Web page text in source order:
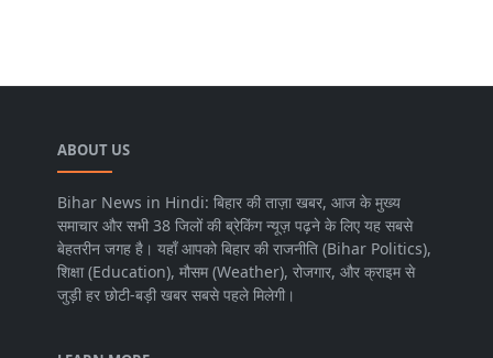
ABOUT US
Bihar News in Hindi: बिहार की ताज़ा खबर, आज के मुख्य
समाचार और सभी 38 जिलों की ब्रेकिंग न्यूज़ पढ़ने के लिए यह सबसे
बेहतरीन जगह है। यहाँ आपको बिहार की राजनीति (Bihar Politics),
शिक्षा (Education), मौसम (Weather), रोजगार, और क्राइम से
जुड़ी हर छोटी-बड़ी खबर सबसे पहले मिलेगी।